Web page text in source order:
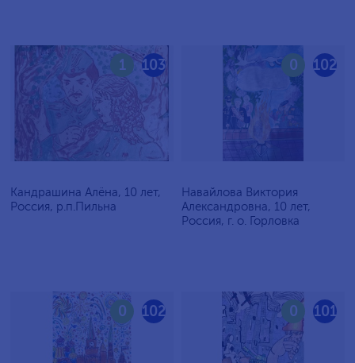
103
1
Кандрашина Алёна, 10 лет,
Россия, р.п.Пильна
102
0
Навайлова Виктория
Александровна, 10 лет,
Россия, г. о. Горловка
102
0 101
0